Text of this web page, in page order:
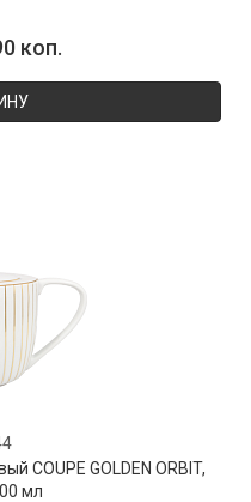
коп.
COUPE GOLDEN ORBIT,
мл